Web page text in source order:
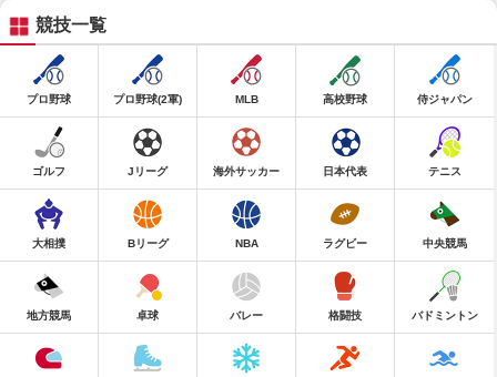
競技一覧
プロ野球 プロ野球(2軍) MLB 高校野球 侍ジャパン
ゴルフ Jリーグ 海外サッカー 日本代表 テニス
大相撲 Bリーグ NBA ラグビー 中央競馬
地方競馬 卓球 バレー 格闘技 バドミントン